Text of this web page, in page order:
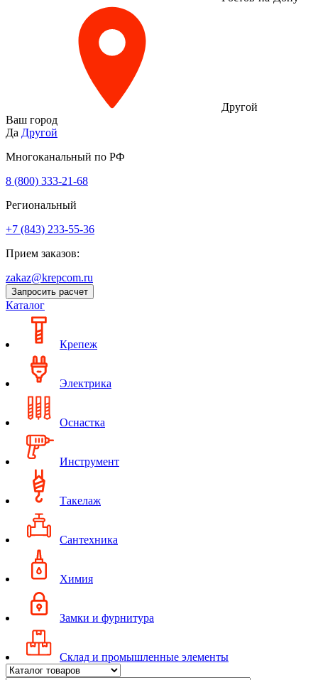
Другой
Ваш город
Да Другой
Многоканальный по РФ
8 (800) 333‑21-68
Региональный
+7 (843) 233-55-36
Прием заказов:
zakaz@krepcom.ru
Запросить расчет
Каталог
Крепеж
Электрика
Оснастка
Инструмент
Такелаж
Сантехника
Химия
Замки и фурнитура
Склад и промышленные элементы